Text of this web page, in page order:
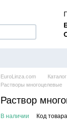
EuroLinza.com Каталог
Растворы многоцелевые
Раствор
В наличии Код